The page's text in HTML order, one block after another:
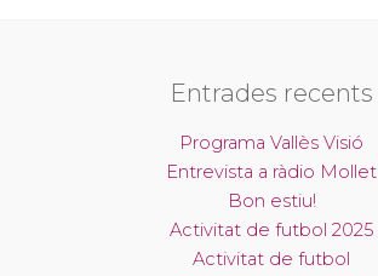
Entrades recents
Programa Vallès Visió
Entrevista a ràdio Mollet
Bon estiu!
Activitat de futbol 2025
Activitat de futbol